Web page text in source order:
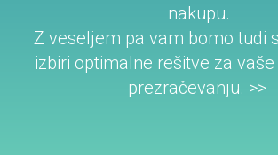
nakupu.
Z veseljem pa vam bomo tudi
izbiri optimalne rešitve za
prezračevanju. >>